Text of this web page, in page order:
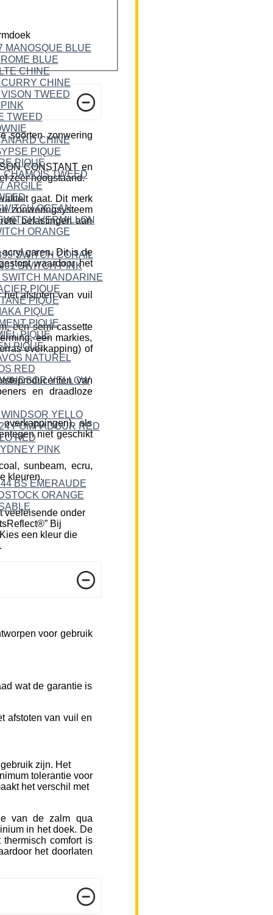
soorten zonwering
CONSTANT en
zeer hoogstaand.
gaat. Dit merk
zonweringsysteem
belastingen aan
garen. Dit is de
waardoor het
afstoten van vuil
een semi-cassette
een markies,
overkapping) of
van
en draadloze
als
niet geschikt
sunbeam, ecru,
kleuren.
veeleisende onder
Bij
een kleur die
voor gebruik
wat de garantie is
afstoten van vuil en
zijn. Het
tolerantie voor
het verschil met
van de zalm qua
in het doek. De
thermisch comfort is
het doorlaten